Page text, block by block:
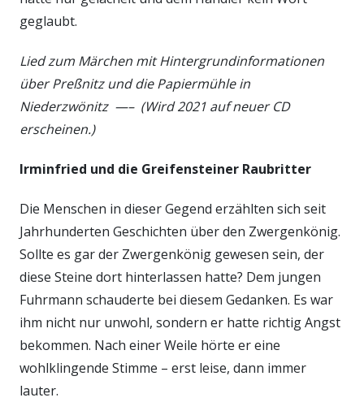
geglaubt.
Lied zum Märchen mit Hintergrundinformationen
über Preßnitz und die Papiermühle in
Niederzwönitz —– (Wird 2021 auf neuer CD
erscheinen.)
Irminfried und die Greifensteiner Raubritter
Die Menschen in dieser Gegend erzählten sich seit
Jahrhunderten Geschichten über den Zwergenkönig.
Sollte es gar der Zwergenkönig gewesen sein, der
diese Steine dort hinterlassen hatte? Dem jungen
Fuhrmann schauderte bei diesem Gedanken. Es war
ihm nicht nur unwohl, sondern er hatte richtig Angst
bekommen. Nach einer Weile hörte er eine
wohlklingende Stimme – erst leise, dann immer
lauter.